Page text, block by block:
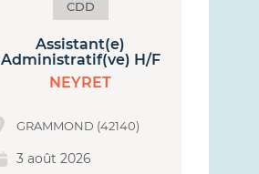
CDD
Assistant(e)
Administratif(ve) H/F
NEYRET
GRAMMOND (42140)
3 août 2026